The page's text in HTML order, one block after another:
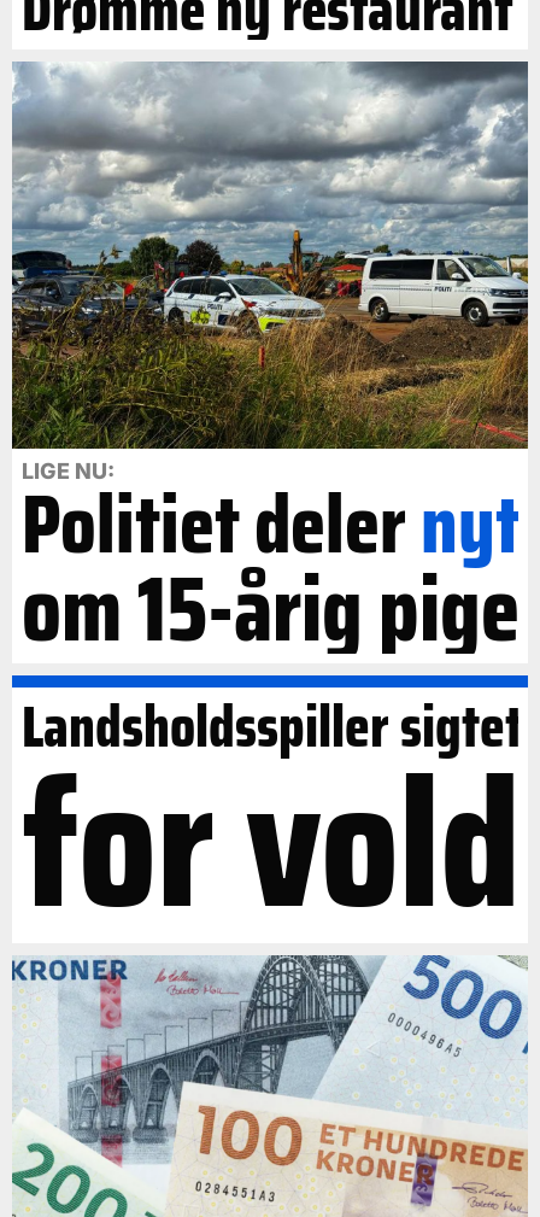
LIGE NU:
Politiet delernyt
om 15-årig pige
Landsholdsspiller sigtet
for vold